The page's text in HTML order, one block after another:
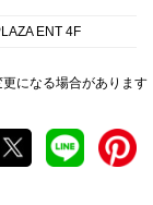
ENT 4F
になる場合があります